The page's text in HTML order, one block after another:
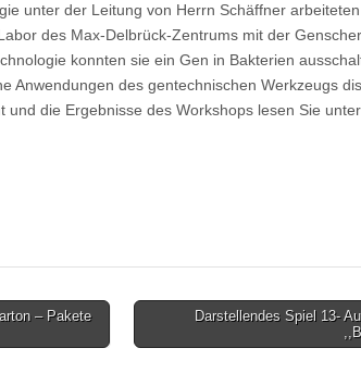
unter der Leitung von Herrn Schäffner
des Max-Delbrück-Zentrums mit der
konnten sie ein Gen in Bakterien
Anwendungen des gentechnischen Werkzeugs
und die Ergebnisse des Workshops lesen Sie
– Pakete
Darstellendes Spiel 13-